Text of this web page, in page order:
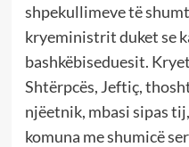
shpekullimeve të
kryeministrit duket se
bashkëbiseduesit.
Shtërpcës, Jeftiç,
njëetnik, mbasi sipas
komuna me shumicë